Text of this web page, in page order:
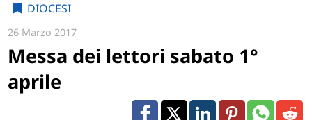
DIOCESI
26 Marzo 2017
Messa dei lettori sabato 1°
aprile